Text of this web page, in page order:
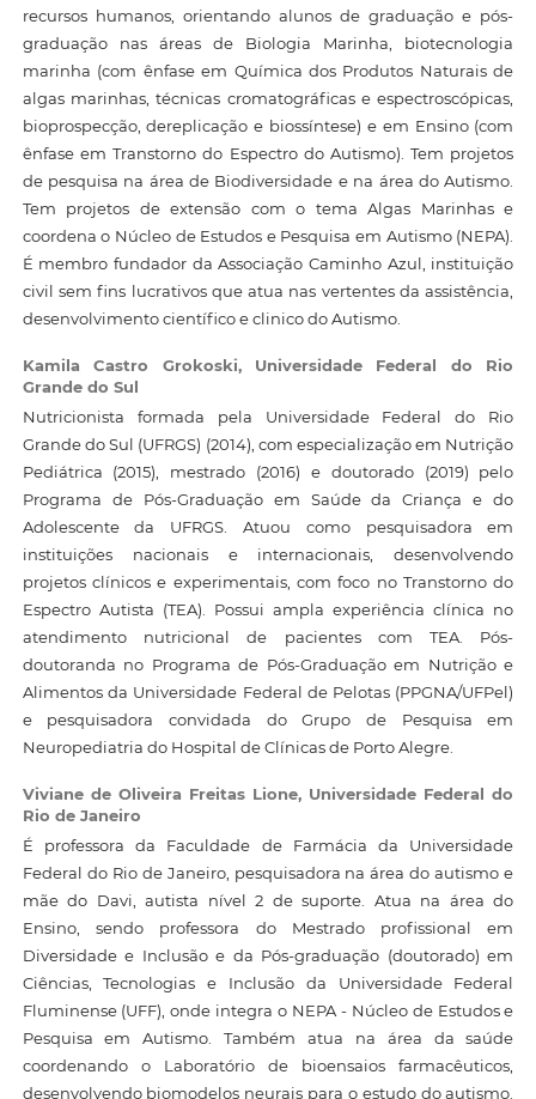
recursos humanos, orientando alunos de graduação e pós-
graduação nas áreas de Biologia Marinha, biotecnologia
marinha (com ênfase em Química dos Produtos Naturais de
algas marinhas, técnicas cromatográficas e espectroscópicas,
bioprospecção, dereplicação e biossíntese) e em Ensino (com
ênfase em Transtorno do Espectro do Autismo). Tem projetos
de pesquisa na área de Biodiversidade e na área do Autismo.
Tem projetos de extensão com o tema Algas Marinhas e
coordena o Núcleo de Estudos e Pesquisa em Autismo (NEPA).
É membro fundador da Associação Caminho Azul, instituição
civil sem fins lucrativos que atua nas vertentes da assistência,
desenvolvimento científico e clinico do Autismo.
Kamila Castro Grokoski, Universidade Federal do Rio
Grande do Sul
Nutricionista formada pela Universidade Federal do Rio
Grande do Sul (UFRGS) (2014), com especialização em Nutrição
Pediátrica (2015), mestrado (2016) e doutorado (2019) pelo
Programa de Pós-Graduação em Saúde da Criança e do
Adolescente da UFRGS. Atuou como pesquisadora em
instituições nacionais e internacionais, desenvolvendo
projetos clínicos e experimentais, com foco no Transtorno do
Espectro Autista (TEA). Possui ampla experiência clínica no
atendimento nutricional de pacientes com TEA. Pós-
doutoranda no Programa de Pós-Graduação em Nutrição e
Alimentos da Universidade Federal de Pelotas (PPGNA/UFPel)
e pesquisadora convidada do Grupo de Pesquisa em
Neuropediatria do Hospital de Clínicas de Porto Alegre.
Viviane de Oliveira Freitas Lione, Universidade Federal do
Rio de Janeiro
É professora da Faculdade de Farmácia da Universidade
Federal do Rio de Janeiro, pesquisadora na área do autismo e
mãe do Davi, autista nível 2 de suporte. Atua na área do
Ensino, sendo professora do Mestrado profissional em
Diversidade e Inclusão e da Pós-graduação (doutorado) em
Ciências, Tecnologias e Inclusão da Universidade Federal
Fluminense (UFF), onde integra o NEPA - Núcleo de Estudos e
Pesquisa em Autismo. Também atua na área da saúde
coordenando o Laboratório de bioensaios farmacêuticos,
desenvolvendo biomodelos neurais para o estudo do autismo.